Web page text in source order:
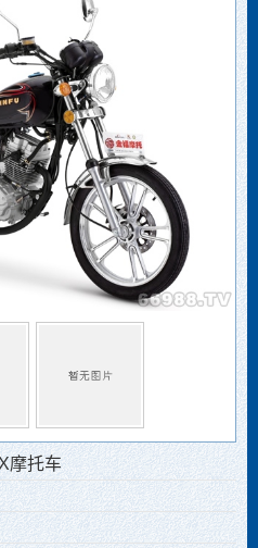
摩托车